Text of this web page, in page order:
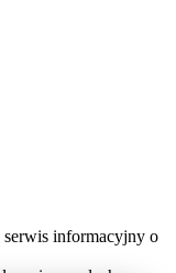
informacyjny o